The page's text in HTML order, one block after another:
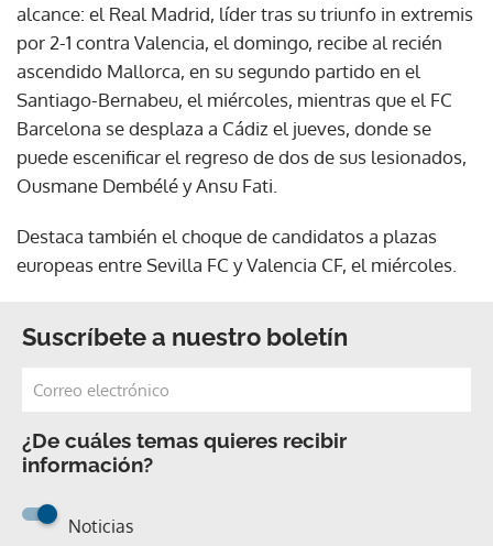
alcance: el Real Madrid, líder tras su triunfo in extremis
por 2-1 contra Valencia, el domingo, recibe al recién
ascendido Mallorca, en su segundo partido en el
Santiago-Bernabeu, el miércoles, mientras que el FC
Barcelona se desplaza a Cádiz el jueves, donde se
puede escenificar el regreso de dos de sus lesionados,
Ousmane Dembélé y Ansu Fati.
Destaca también el choque de candidatos a plazas
europeas entre Sevilla FC y Valencia CF, el miércoles.
Suscríbete a nuestro boletín
¿De cuáles temas quieres recibir
información?
Noticias